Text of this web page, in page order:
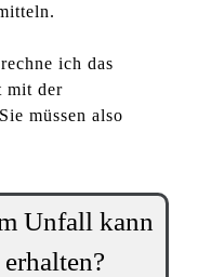
rechne ich das
mit der
müssen also
Unfall kann